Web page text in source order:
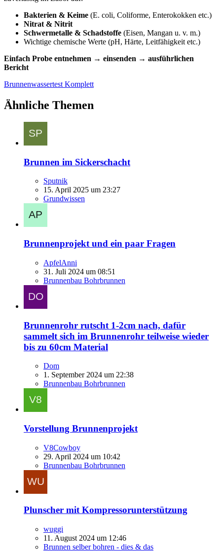
Bakterien & Keime (E. coli, Coliforme, Enterokokken etc.)
Nitrat & Nitrit
Schwermetalle & Schadstoffe (Eisen, Mangan u. v. m.)
Wichtige chemische Werte (pH, Härte, Leitfähigkeit etc.)
Einfach Probe entnehmen → einsenden → ausführlichen
Bericht
Brunnenwassertest Komplett
Ähnliche Themen
Brunnen im Sickerschacht
Sputnik
15. April 2025 um 23:27
Grundwissen
Brunnenprojekt und ein paar Fragen
ApfelAnni
31. Juli 2024 um 08:51
Brunnenbau Bohrbrunnen
Brunnenrohr rutscht 1-2cm nach, dafür
sammelt sich im Brunnenrohr teilweise wieder
bis zu 60cm Material
Dom
1. September 2024 um 22:38
Brunnenbau Bohrbrunnen
Vorstellung Brunnenprojekt
V8Cowboy
29. April 2024 um 10:42
Brunnenbau Bohrbrunnen
Plunscher mit Kompressorunterstützung
wuggi
11. August 2024 um 12:46
Brunnen selber bohren - dies & das